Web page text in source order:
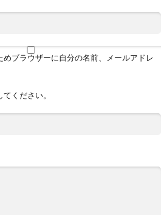
ブラウザーに自分の名前、メールアドレ
ください。